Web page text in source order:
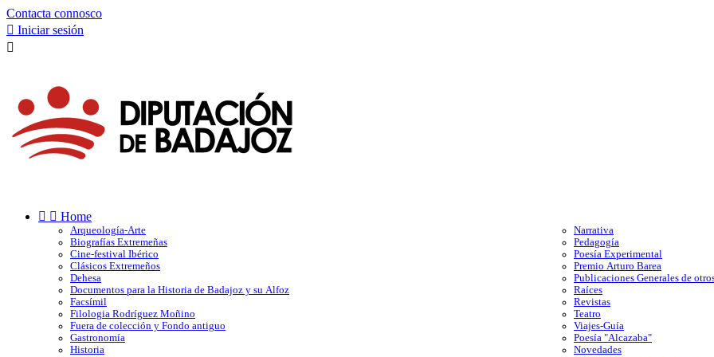
Contacta connosco
 Iniciar sesión

  Home
Arqueología-Arte
Biografías Extremeñas
Cine-festival Ibérico
Clásicos Extremeños
Dehesa
Documentos para la Historia de Badajoz y su Alfoz
Facsímil
Filologia Rodríguez Moñino
Fuera de colección y Fondo antiguo
Gastronomía
Historia
Narrativa
Pedagogía
Poesía Experimental
Premio Arturo Barea
Publicaciones Generales de
Raíces
Revistas
Teatro
Viajes-Guía
Poesía "Alcazaba"
Novedades